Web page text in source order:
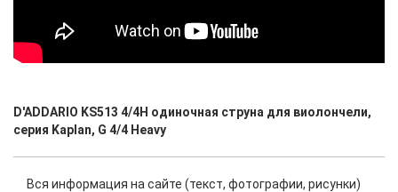
D'ADDARIO KS513 4/4H одиночная струна для виолончели,
серия Kaplan, G 4/4 Heavy
Вся информация на сайте (текст, фотографии, рисунки)